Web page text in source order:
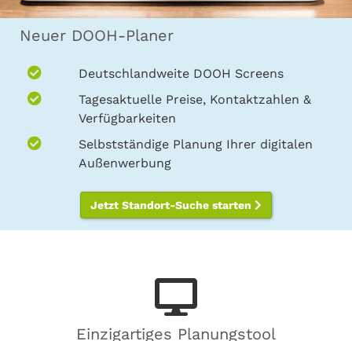
Neuer DOOH-Planer
Deutschlandweite DOOH Screens
Tagesaktuelle Preise, Kontaktzahlen &
Verfügbarkeiten
Selbstständige Planung Ihrer digitalen
Außenwerbung
Jetzt Standort-Suche starten
Einzigartiges Planungstool